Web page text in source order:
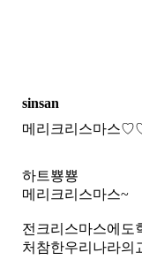
sinsan
메리크리스마
하트뿅뿅
메리크리스마스~
전크리스마스에도
처참한우리나라의